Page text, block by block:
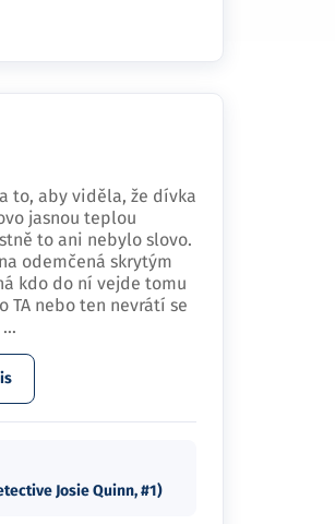
to, aby viděla, že dívka
jasnou teplou
to ani nebylo slovo.
odemčená skrytým
kdo do ní vejde tomu
TA nebo ten nevrátí se
...
Josie Quinn, #1)